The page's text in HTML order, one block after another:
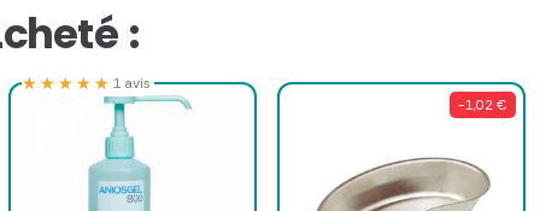
:
★★★★★
★★★★★ 1 avis
-1,02 €